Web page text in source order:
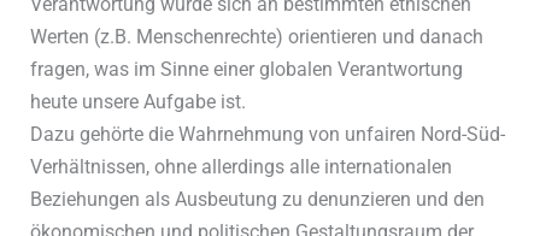
Werten (z.B. Menschenrechte) orientieren und danach
fragen, was im Sinne einer globalen Verantwortung
heute unsere Aufgabe ist.
Dazu gehörte die Wahrnehmung von unfairen Nord-Süd-
Verhältnissen, ohne allerdings alle internationalen
Beziehungen als Ausbeutung zu denunzieren und den